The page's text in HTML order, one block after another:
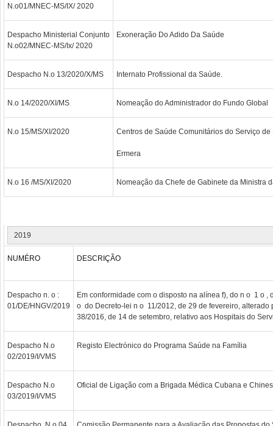
N.o01/MNEC-MS/IX/ 2020
Despacho Ministerial Conjunto
N.o02/MNEC-MS/Ix/ 2020
Exoneração Do Adido Da Saúde
Despacho N.o 13/2020/X/MS Internato Profissional da Saúde.
N.o 14/2020/XI/MS Nomeação do Administrador do Fundo Global
N.o 15/MS/XI/2020 Centros de Saúde Comunitários do Serviço
Ermera
N.o 16 /MS/XI/2020 Nomeação da Chefe de Gabinete da Ministra
2019
NUMÉRO DESCRIÇÃO
Despacho n. o :
01/DE/HNGV/2019
Em conformidade com o disposto na alínea f), do n o 1 o ,
o do Decreto-lei n o 11/2012, de 29 de fevereiro, alterado
38/2016, de 14 de setembro, relativo aos Hospitais do
Despacho N.o
02/2019/I/VMS
Registo Electrónico do Programa Saúde na Família
Despacho N.o
03/2019/I/VMS
Oficial de Ligação com a Brigada Médica Cubana e